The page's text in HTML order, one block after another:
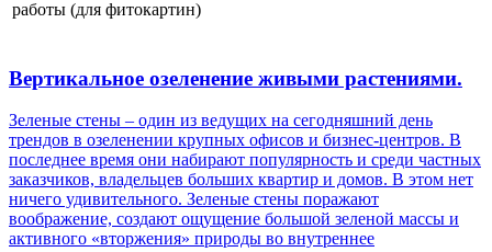
работы (для фитокартин)
Вертикальное озеленение живыми растениями.
Зеленые стены – один из ведущих на сегодняшний день
трендов в озеленении крупных офисов и бизнес-центров. В
последнее время они набирают популярность и среди частных
заказчиков, владельцев больших квартир и домов. В этом нет
ничего удивительного. Зеленые стены поражают
воображение, создают ощущение большой зеленой массы и
активного «вторжения» природы во внутреннее